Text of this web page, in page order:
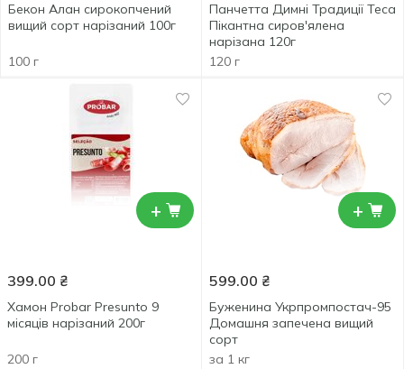
Бекон Алан сирокопчений
вищий сорт нарізаний 100г
100 г
Панчетта Димні Традиції Теса
Пікантна сиров'ялена
нарізана 120г
120 г
+
399.00 ₴
Хамон Probar Presunto 9
місяців нарізаний 200г
200 г
+
599.00 ₴
Буженина Укрпромпостач-95
Домашня запечена вищий
сорт
за 1 кг